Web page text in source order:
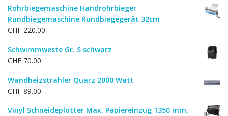
Rohrbiegemaschine Handrohrbieger
Rundbiegemaschine Rundbiegegerät 32cm
CHF 220.00
Schwimmweste Gr. S schwarz
CHF 70.00
Wandheizstrahler Quarz 2000 Watt
CHF 89.00
Vinyl Schneideplotter Max. Papiereinzug 1350 mm,